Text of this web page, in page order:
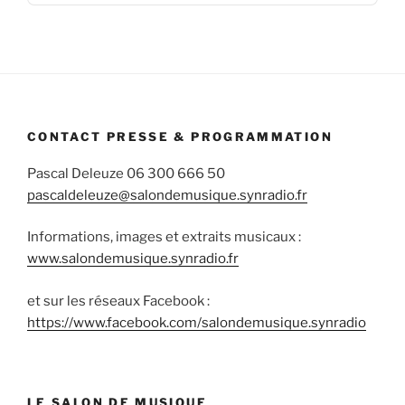
CONTACT PRESSE & PROGRAMMATION
Pascal Deleuze 06 300 666 50
pascaldeleuze@salondemusique.synradio.fr
Informations, images et extraits musicaux :
www.salondemusique.synradio.fr
et sur les réseaux Facebook :
https://www.facebook.com/salondemusique.synradio